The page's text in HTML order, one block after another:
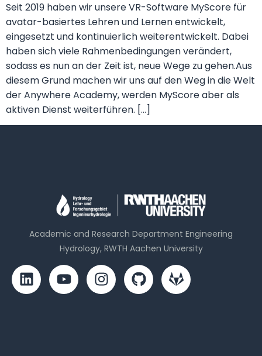
Seit 2019 haben wir unsere VR-Software MyScore für
avatar-basiertes Lehren und Lernen entwickelt,
eingesetzt und kontinuierlich weiterentwickelt. Dabei
haben sich viele Rahmenbedingungen verändert,
sodass es nun an der Zeit ist, neue Wege zu gehen.Aus
diesem Grund machen wir uns auf den Weg in die Welt
der Anywhere Academy, werden MyScore aber als
aktiven Dienst weiterführen. […]
Academic and Research Department Engineering
Hydrology, RWTH Aachen University